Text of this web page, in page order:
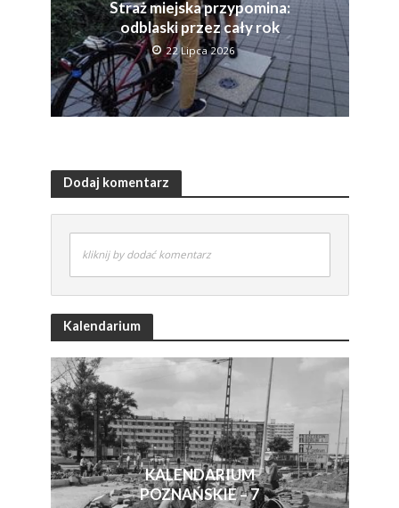
Straż miejska przypomina:
odblaski przez cały rok
22 Lipca 2026
Dodaj komentarz
kliknij by dodać komentarz
Kalendarium
KALENDARIUM
POZNAŃSKIE – 7